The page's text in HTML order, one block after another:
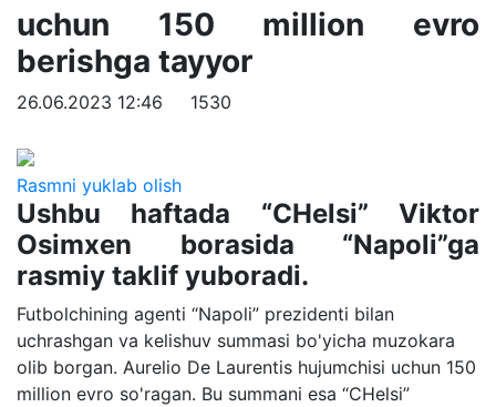
uchun 150 million evro
berishga tayyor
26.06.2023 12:46 1530
Rasmni yuklab olish
Ushbu haftada “CHelsi” Viktor
Osimxen borasida “Napoli”ga
rasmiy taklif yuboradi.
Futbolchining agenti “Napoli” prezidenti bilan
uchrashgan va kelishuv summasi bo'yicha muzokara
olib borgan. Aurelio De Laurentis hujumchisi uchun 150
million evro so'ragan. Bu summani esa “CHelsi”